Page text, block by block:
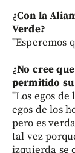
¿Con la
Verde?
"Esperemos
¿No cree
permitido
"Los egos
egos de los
pero es
tal vez
izquierda se